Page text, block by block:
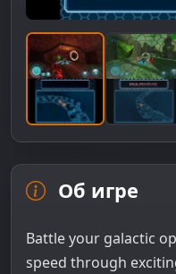
Об игре
Battle your galactic
speed through